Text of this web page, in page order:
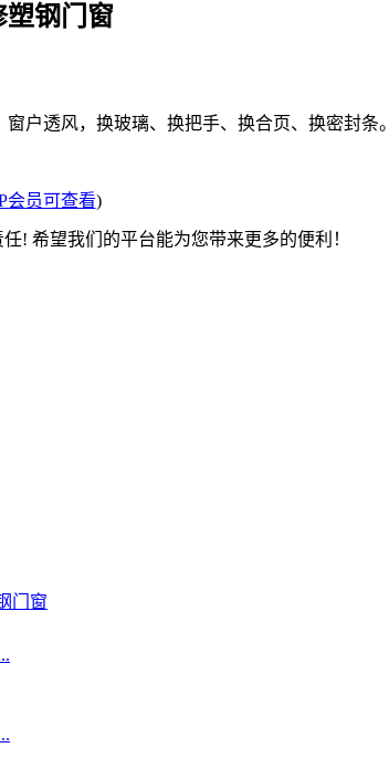
塑钢门窗
户透风，换玻璃、换把手、换合页、换密封条。
会员可查看)
! 希望我们的平台能为您带来更多的便利！